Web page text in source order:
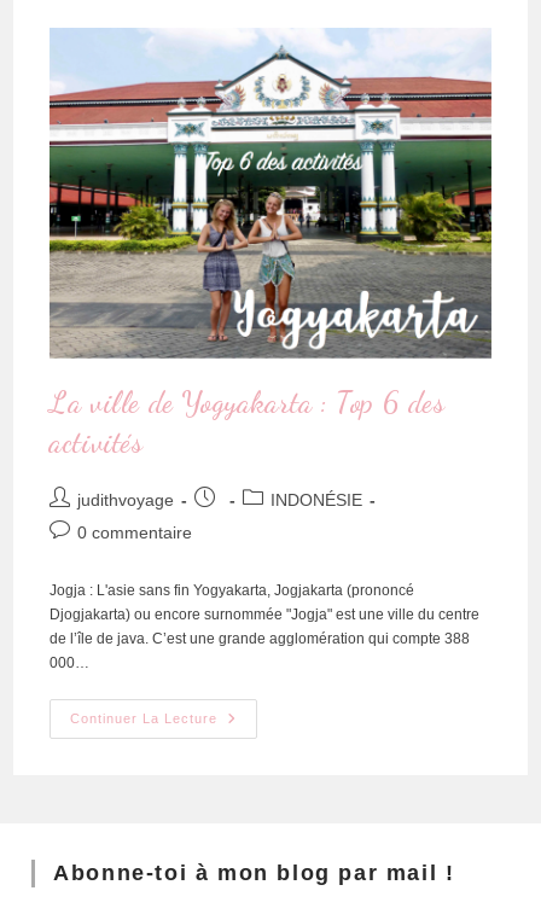
La ville de Yogyakarta : Top 6 des
activités
judithvoyage
INDONÉSIE
0 commentaire
Jogja : L'asie sans fin Yogyakarta, Jogjakarta (prononcé
Djogjakarta) ou encore surnommée "Jogja" est une ville du centre
de l’île de java. C’est une grande agglomération qui compte 388
000…
Continuer La Lecture
Abonne-toi à mon blog par mail !